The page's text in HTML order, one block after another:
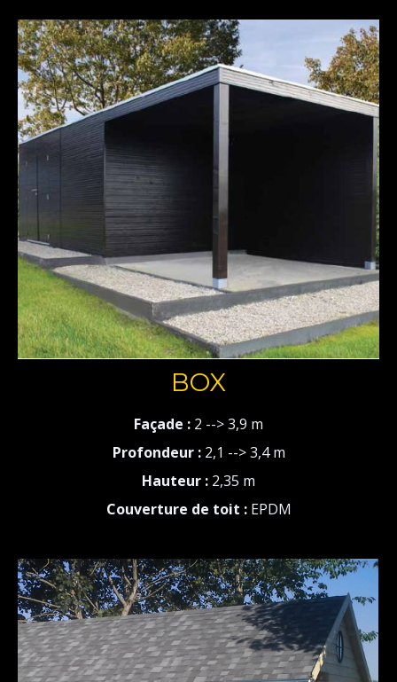
BOX
Façade : 2 --> 3,9 m
Profondeur : 2,1 --> 3,4 m
Hauteur : 2,35 m
Couverture de toit : EPDM